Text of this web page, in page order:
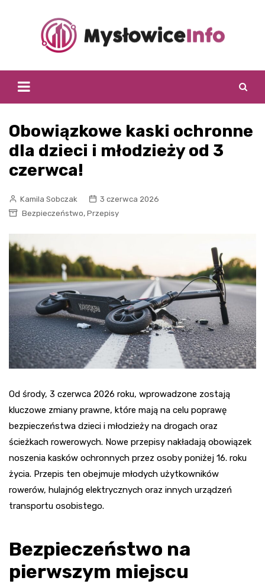
Obowiązkowe kaski ochronne
dla dzieci i młodzieży od 3
czerwca!
Kamila Sobczak
3 czerwca 2026
Bezpieczeństwo, Przepisy
Od środy, 3 czerwca 2026 roku, wprowadzone zostają
kluczowe zmiany prawne, które mają na celu poprawę
bezpieczeństwa dzieci i młodzieży na drogach oraz
ścieżkach rowerowych. Nowe przepisy nakładają obowiązek
noszenia kasków ochronnych przez osoby poniżej 16. roku
życia. Przepis ten obejmuje młodych użytkowników
rowerów, hulajnóg elektrycznych oraz innych urządzeń
transportu osobistego.
Bezpieczeństwo na
pierwszym miejscu